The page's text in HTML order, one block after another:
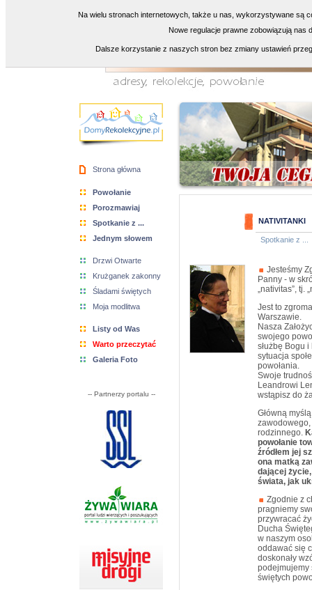
Strona główna
Powołanie
Porozmawiaj
Spotkanie z ...
Jednym słowem
Drzwi Otwarte
Krużganek zakonny
Śladami świętych
Moja modlitwa
Listy od Was
Warto przeczytać
Galeria Foto
-- Partnerzy portalu --
NATIVITANKI
Spotkanie z ...
Jesteśmy
Panny - w
„nativitas”, tj.
Jest to
Warszawie.
Nasza
swojego
służbę Bogu
sytuacja
powołania.
Swoje
Leandrowi
wstąpisz do
Główną
zawodowego,
rodzinnego.
powołanie
źródłem jej
ona matką
dającej
świata, jak
Zgodnie z
pragniemy
przywracać
Ducha
w naszym
oddawać się
doskonały
podejmujemy
świętych
Na wielu stronach internetowych, także u nas, wykorzystywane są
Nowe regulacje prawne zobowiązują nas
Dalsze korzystanie z naszych stron bez zmiany ustawień